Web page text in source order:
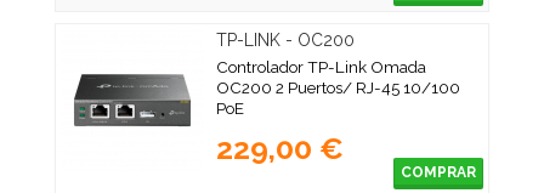
TP-LINK - OC200
Controlador TP-Link Omada
OC200 2 Puertos/ RJ-45 10/100
PoE
229,00 €
COMPRAR